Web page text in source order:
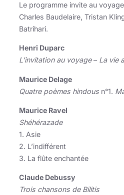
Le programme invite au
Charles Baudelaire, Tristan
Batrihari.
Henri Duparc
L’invitation au voyage– La vie
Maurice Delage
Quatre poèmes hindous n°1.
Maurice Ravel
Shéhérazade
1. Asie
2. L’indifférent
3. La flûte enchantée
Claude Debussy
Trois chansons de Bilitis